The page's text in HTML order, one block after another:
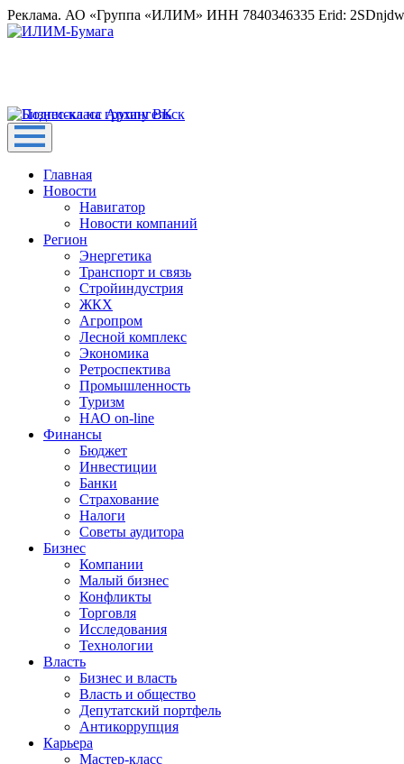
Реклама. АО «Группа «ИЛИМ» ИНН 7840346335 Erid:
Главная
Новости
Навигатор
Новости компаний
Регион
Энергетика
Транспорт и связь
Стройиндустрия
ЖКХ
Агропром
Лесной комплекс
Экономика
Ретроспектива
Промышленность
Туризм
НАО on-line
Финансы
Бюджет
Инвестиции
Банки
Страхование
Налоги
Советы аудитора
Бизнес
Компании
Малый бизнес
Конфликты
Торговля
Исследования
Технологии
Власть
Бизнес и власть
Власть и общество
Депутатский портфель
Антикоррупция
Карьера
Мастер-класс